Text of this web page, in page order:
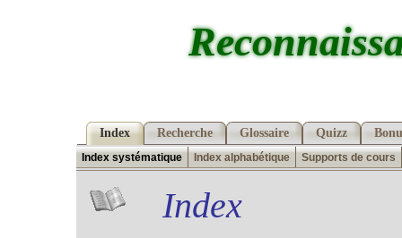
Index Recherche Glossaire Quizz
Index systématique Index alphabétique Supports de cours
Index